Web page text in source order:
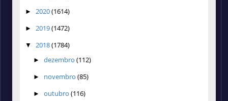
► 2020(1614)
► 2019(1472)
▼ 2018(1784)
► dezembro (112)
► novembro (85)
► outubro (116)